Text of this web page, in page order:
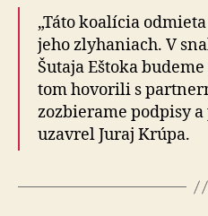
„Táto koalícia
jeho zly­ha­niach. V
Šutaja Eštoka
tom hovorili s
zozbierame podpisy
uzavrel Juraj Krúpa.